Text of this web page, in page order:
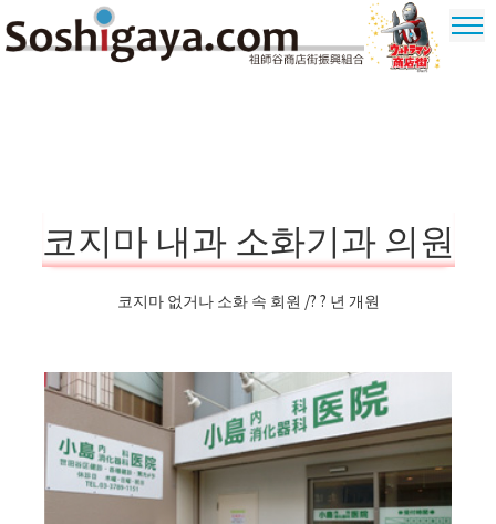
코지마 내과 소화기과 의원
코지마 없거나 소화 속 회원 /? ? 년 개원